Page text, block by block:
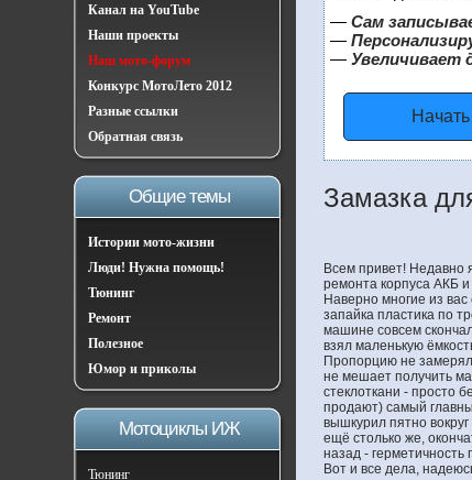
Канал на YouTube
Наши проекты
Наш мото-форум
Конкурс МотоЛето 2012
Разные ссылки
Обратная связь
Общие темы
Истории мото-жизни
Люди! Нужна помощь!
Тюнинг
Ремонт
Полезное
Юмор и приколы
Мотоциклы ИЖ
Тюнинг
— Сам
—
— Увеличивает
Замазка
Всем привет! Недавно
ремонта корпуса АКБ и
Наверно многие из
запайка пластика по
машине совсем
взял маленькую
Пропорцию не
не мешает получить
стеклоткани - просто
продают) самый
вышкурил пятно
ещё столько же,
назад -
Вот и все дела,